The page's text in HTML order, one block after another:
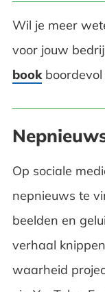
Wil je meer
voor jouw
bookboordevol
Op sociale
nepnieuws te
beelden en
verhaal
waarheid